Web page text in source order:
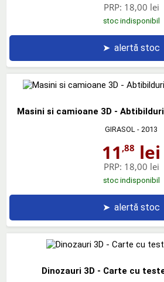
PRP: 18,00 lei
stoc indisponibil
➤ alertă stoc
Masini si camioane 3D -
GIRASOL - 2013
11 ,88 lei
PRP: 18,00 lei
stoc indisponibil
➤ alertă stoc
Dinozauri 3D - Carte cu